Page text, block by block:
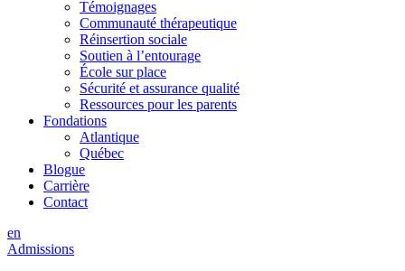
Témoignages
Communauté thérapeutique
Réinsertion sociale
Soutien à l’entourage
École sur place
Sécurité et assurance qualité
Ressources pour les parents
Fondations
Atlantique
Québec
Blogue
Carrière
Contact
en
Admissions